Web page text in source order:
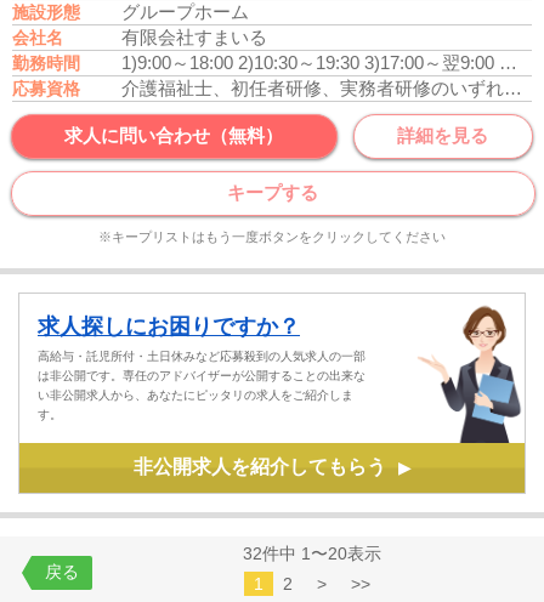
施設形態 グループホーム
会社名 有限会社すまいる
勤務時間 1)9:00～18:00 2)10:30～19:30 3)17:00～翌9:00 （休
応募資格 介護福祉士、初任者研修、実務者研修のいずれかの資格をお持ちの方
求人に問い合わせ（無料） 詳細を見る
キープする
※キープリストはもう一度ボタンをクリックしてください
求人探しにお困りですか？
高給与・託児所付・土日休みなど応募殺到の人気求人の一部
は非公開です。専任のアドバイザーが公開することの出来な
い非公開求人から、あなたにピッタリの求人をご紹介しま
す。
非公開求人を紹介してもらう ▶
32件中 1〜20表示
1
2 > >>
戻る